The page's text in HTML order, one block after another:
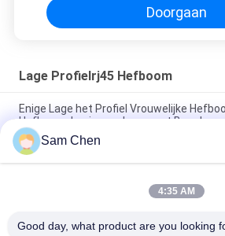
Doorgaan
Lage Profielrj45 Hefboom
Enige Lage het Profiel Vrouwelijke
Hefboom, Lusje - omhoog met
De lage Dalende Raad van de Profielrj45
8P8C, HF-Beschermd Product
8P8C het dalen Raads Laag Profiel RJ45
Sam Chen
4:35 AM
Good day, what product are you looking